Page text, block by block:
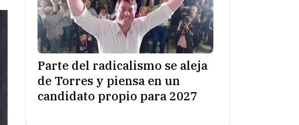
Parte del radicalismo se aleja
de Torres y piensa en un
candidato propio para 2027